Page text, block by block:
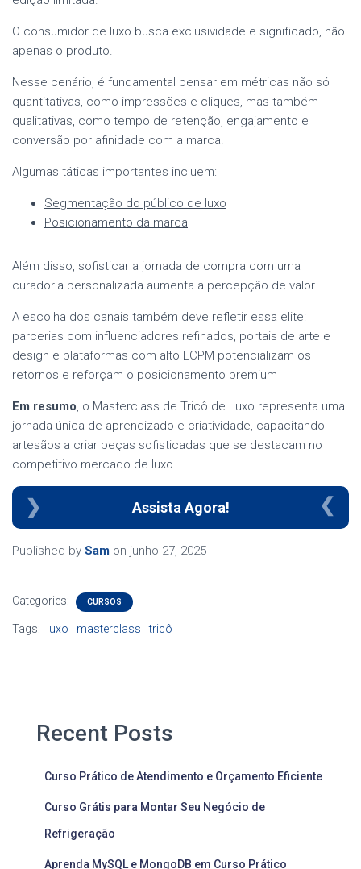
O consumidor de luxo busca exclusividade e significado, não
apenas o produto.
Nesse cenário, é fundamental pensar em métricas não só
quantitativas, como impressões e cliques, mas também
qualitativas, como tempo de retenção, engajamento e
conversão por afinidade com a marca.
Algumas táticas importantes incluem:
Segmentação do público de luxo
Posicionamento da marca
Além disso, sofisticar a jornada de compra com uma
curadoria personalizada aumenta a percepção de valor.
A escolha dos canais também deve refletir essa elite:
parcerias com influenciadores refinados, portais de arte e
design e plataformas com alto ECPM potencializam os
retornos e reforçam o posicionamento premium
Em resumo, o Masterclass de Tricô de Luxo representa uma
jornada única de aprendizado e criatividade, capacitando
artesãos a criar peças sofisticadas que se destacam no
competitivo mercado de luxo.
Assista Agora!
Published by Sam on junho 27, 2025
Categories: CURSOS
Tags: luxo masterclass tricô
Recent Posts
Curso Prático de Atendimento e Orçamento Eficiente
Curso Grátis para Montar Seu Negócio de
Refrigeração
Aprenda MySQL e MongoDB em Curso Prático